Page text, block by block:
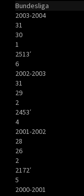
Bundesliga
2003-2004
31
30
1
2513′
6
2002-2003
31
29
2
2453′
4
2001-2002
28
26
2
2172′
5
2000-2001